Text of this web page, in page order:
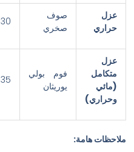
عزل
حراري
صوف
صخري
30 – 50
عزل
متكامل
(مائي
وحراري)
فوم بولي
يوريثان
35 – 55
ملاحظات هامة: